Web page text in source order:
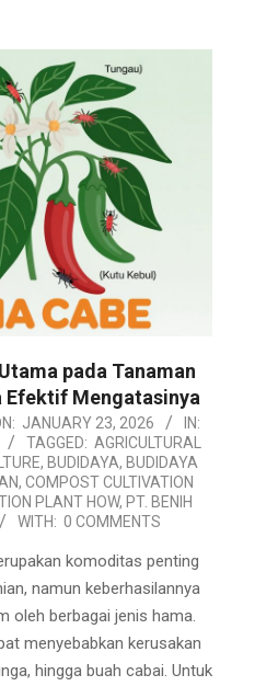
pada Tanaman
Efektif Mengatasinya
JANUARY 23, 2026
IN:
TAGGED: AGRICULTURAL
, BUDIDAYA, BUDIDAYA
, COMPOST CULTIVATION
PLANT HOW, PT. BENIH
WITH: 0 COMMENTS
komoditas penting
namun keberhasilannya
oleh berbagai jenis hama.
menyebabkan kerusakan
hingga buah cabai. Untuk